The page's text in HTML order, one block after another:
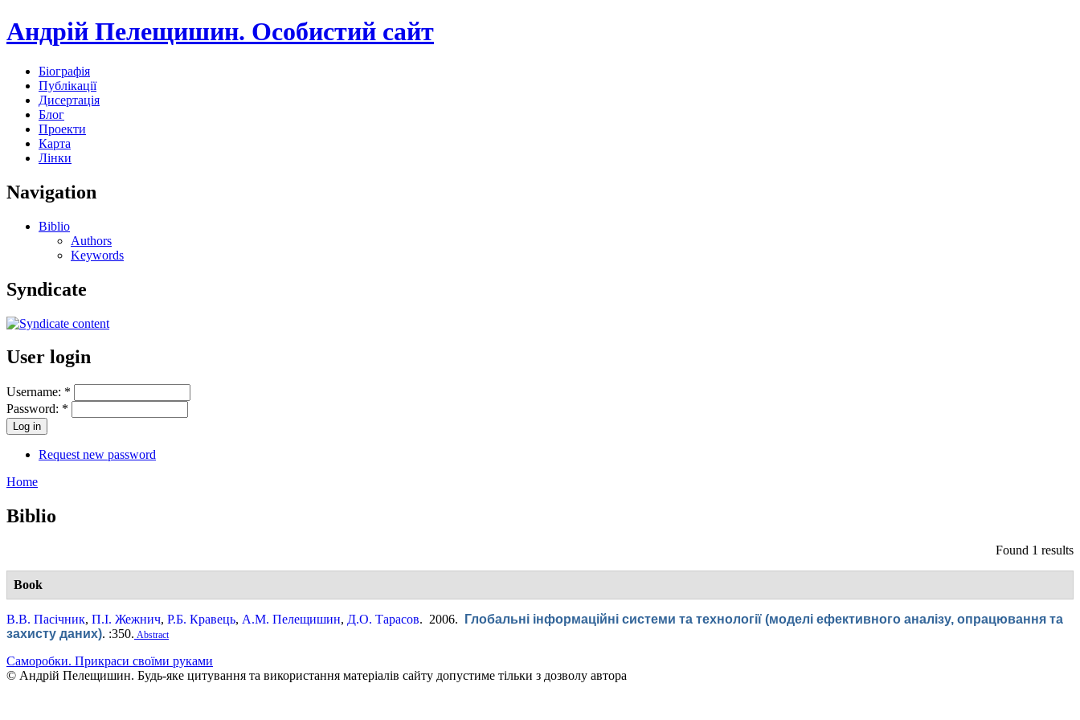
Андрій Пелещишин. Особистий сайт
Біографія
Публікації
Дисертація
Блог
Проекти
Карта
Лінки
Navigation
Biblio
Authors
Keywords
Syndicate
User login
Username: *
Password: *
Request new password
Home
Biblio
Found 1 results
Book
В.В. Пасічник, П.І. Жежнич, Р.Б. Кравець, А.М. Пелещишин, Д.О. Тарасов. 2006.
Глобальні інформаційні системи та технології (моделі ефективного аналізу, опрацювання та
захисту даних). :350. Abstract
Саморобки. Прикраси своїми руками
© Андрій Пелещишин. Будь-яке цитування та використання матеріалів сайту допустиме тільки з дозволу автора